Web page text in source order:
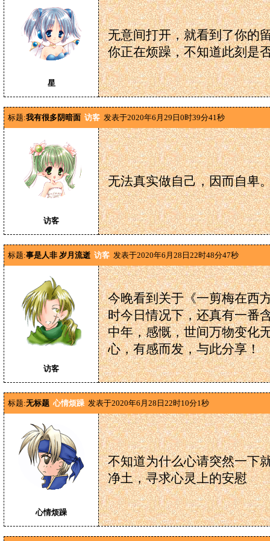
星
无意间打开，就看到了你的
你正在烦躁，不知道此刻是
标题:我有很多阴暗面 访客 发表于2020年6月29日0时39分41秒
访客
无法真实做自己，因而自卑
标题:事是人非 岁月流逝 访客 发表于2020年6月28日22时48分47秒
访客
今晚看到关于《一剪梅在西
时今日情况下，还真有一番
中年，感慨，世间万物变化
心，有感而发，与此分享！
标题:无标题 心情烦躁 发表于2020年6月28日22时10分1秒
心情烦躁
不知道为什么心请突然一下
净土，寻求心灵上的安慰